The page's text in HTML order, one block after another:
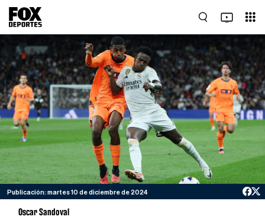
Publicación: martes 10 de diciembre de 2024
Oscar Sandoval